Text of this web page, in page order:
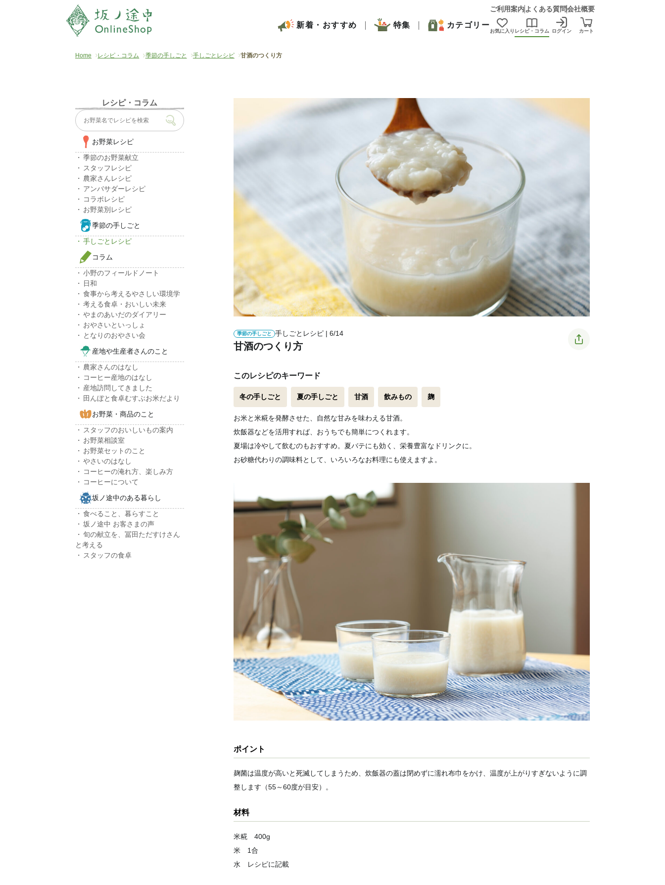
ご利用案内 よくある質問会社概要
新着・おすすめ 特集 カテゴリー
お気に入り レシピ・コラム ログイン カート
Home レシピ・コラム 季節の手しごと 手しごとレシピ 甘酒のつくり方
季節の手しごと 手しごとレシピ | 6/14
甘酒のつくり方
このレシピのキーワード
冬の手しごと 夏の手しごと 甘酒 飲みもの 麹
お米と米糀を発酵させた、自然な甘みを味わえる甘酒。
炊飯器などを活用すれば、おうちでも簡単につくれます。
夏場は冷やして飲むのもおすすめ。夏バテにも効く、栄養豊富なドリンクに。
お砂糖代わりの調味料として、いろいろなお料理にも使えますよ。
ポイント
麹菌は温度が高いと死滅してしまうため、炊飯器の蓋は閉めずに濡れ布巾をかけ、温度が上がりすぎないように調
整します（55～60度が目安）。
材料
米糀 400g
米 1合
水 レシピに記載
レシピ・コラム
お野菜レシピ
季節のお野菜献立
スタッフレシピ
農家さんレシピ
アンバサダーレシピ
コラボレシピ
お野菜別レシピ
季節の手しごと
手しごとレシピ
コラム
小野のフィールドノート
日和
食事から考えるやさしい環境学
考える食卓・おいしい未来
やまのあいだのダイアリー
おやさいといっしょ
となりのおやさい会
産地や生産者さんのこと
農家さんのはなし
コーヒー産地のはなし
産地訪問してきました
田んぼと食卓むすぶお米だより
お野菜・商品のこと
スタッフのおいしいもの案内
お野菜相談室
お野菜セットのこと
やさいのはなし
コーヒーの淹れ方、楽しみ方
コーヒーについて
坂ノ途中のある暮らし
食べること、暮らすこと
坂ノ途中 お客さまの声
旬の献立を、冨田ただすけさん
と考える
スタッフの食卓